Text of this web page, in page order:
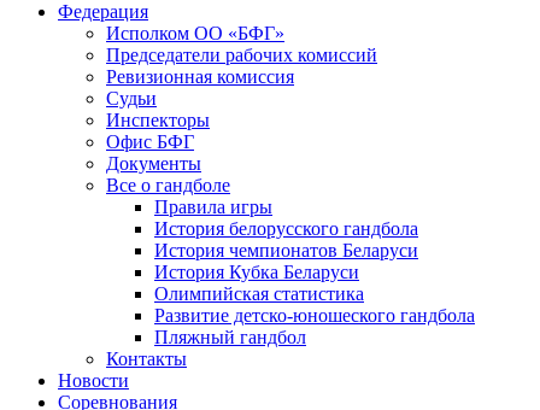
Федерация
Исполком ОО «БФГ»
Председатели рабочих комиссий
Ревизионная комиссия
Судьи
Инспекторы
Офис БФГ
Документы
Все о гандболе
Правила игры
История белорусского гандбола
История чемпионатов Беларуси
История Кубка Беларуси
Олимпийская статистика
Развитие детско-юношеского гандбола
Пляжный гандбол
Контакты
Новости
Соревнования